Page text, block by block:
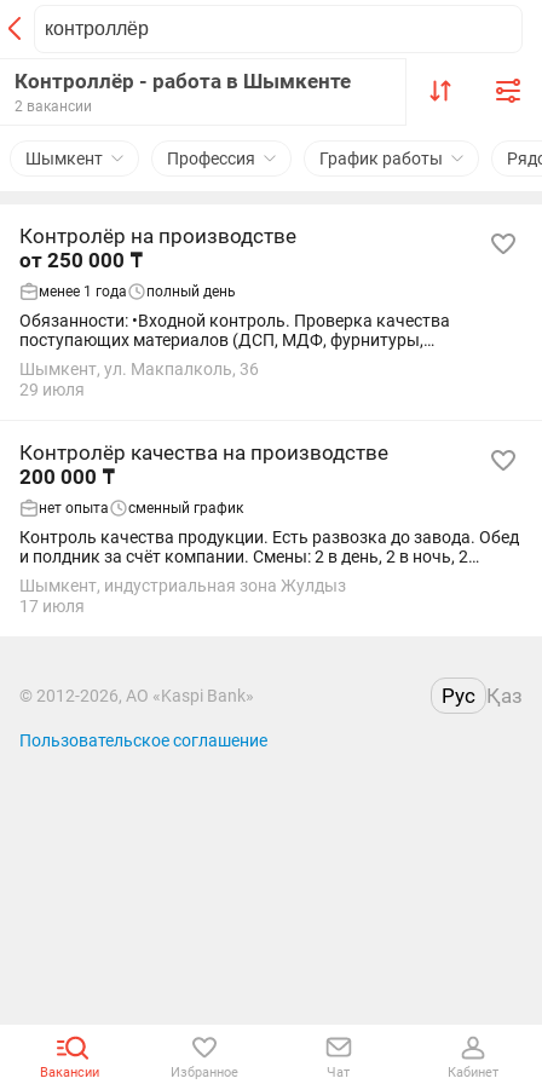
Контроллёр - работа в Шымкенте
2 вакансии
Шымкент Профессия График работы
Контролёр на производстве
от 250 000 ₸
менее 1 года полный день
Обязанности: •Входной контроль. Проверка качества
поступающих материалов (ДСП, МДФ, фурнитуры,
лакокрасочных покрытий и т. д.) и комплектующих.
•Промежуточный (операционный) контроль. Качество...
Шымкент, ул. Макпалколь, 36
29 июля
Контролёр качества на производстве
200 000 ₸
нет опыта сменный график
Контроль качества продукции. Есть развозка до завода. Обед
и полдник за счёт компании. Смены: 2 в день, 2 в ночь, 2
выходных. Завод находится в индустиральной зоне Жулдыз.
Шымкент, индустриальная зона Жулдыз
17 июля
© 2012-2026, АО «Kaspi Bank» Рус Қаз
Пользовательское соглашение
Вакансии Избранное Чат Кабинет